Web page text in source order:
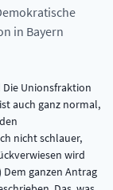
in Bayern
Die Unionsfraktion
auch ganz normal,
nicht schlauer,
wird
ganzen Antrag